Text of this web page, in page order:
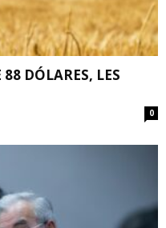
DÓLARES, LES
0